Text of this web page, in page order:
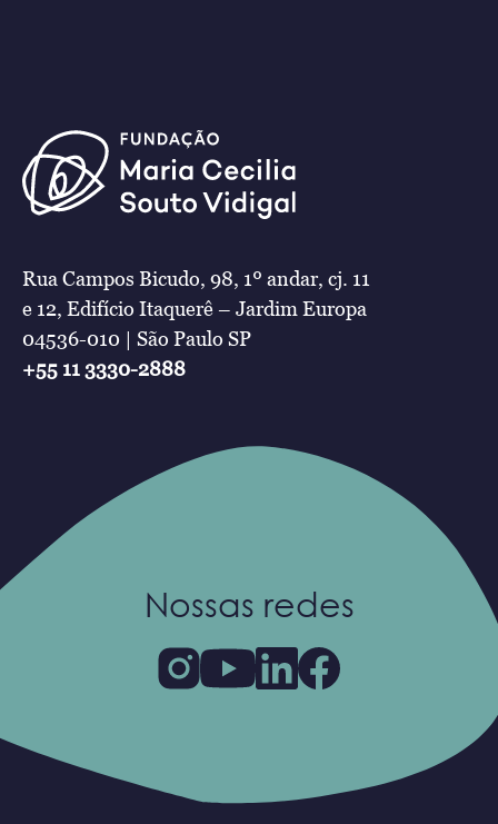
Rua Campos Bicudo, 98, 1º andar, cj. 11
e 12, Edifício Itaquerê – Jardim Europa
04536-010 | São Paulo SP
+55 11 3330-2888
Nossas redes